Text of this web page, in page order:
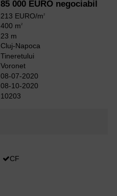
85 000 EURO negociabil
213 EURO/m2
400 m2
23 m
Cluj-Napoca
Tineretului
Voronet
08-07-2020
08-10-2020
10203
CF